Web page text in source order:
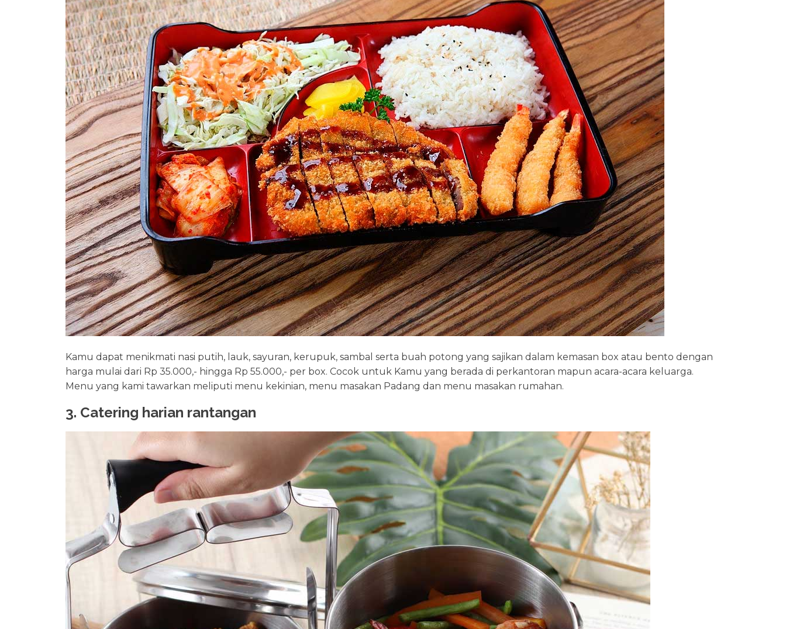
Kamu dapat menikmati nasi putih, lauk, sayuran, kerupuk, sambal serta buah potong yang sajikan dalam kemasan box atau bento dengan
harga mulai dari Rp 35.000,- hingga Rp 55.000,- per box. Cocok untuk Kamu yang berada di perkantoran mapun acara-acara keluarga.
Menu yang kami tawarkan meliputi menu kekinian, menu masakan Padang dan menu masakan rumahan.
3. Catering harian rantangan